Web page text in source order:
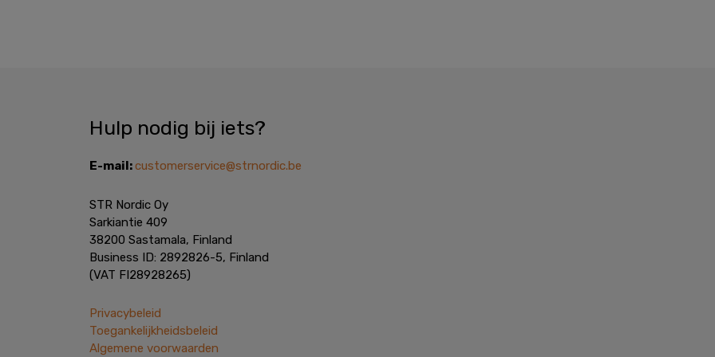
Hulp nodig bij iets?
E-mail:customerservice@strnordic.be
STR Nordic Oy
Sarkiantie 409
38200 Sastamala, Finland
Business ID: 2892826-5, Finland
(VAT FI28928265)
Privacybeleid
Toegankelijkheidsbeleid
Algemene voorwaarden